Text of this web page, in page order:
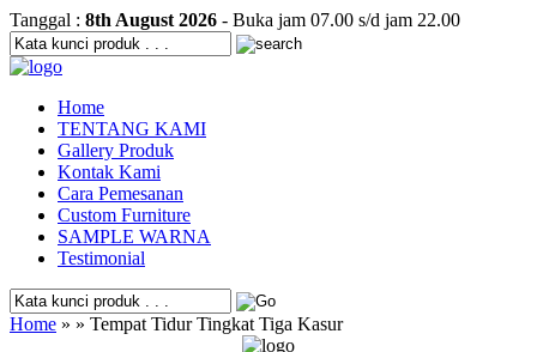
Tanggal : 8th August 2026 - Buka jam 07.00 s/d jam 22.00
Home
TENTANG KAMI
Gallery Produk
Kontak Kami
Cara Pemesanan
Custom Furniture
SAMPLE WARNA
Testimonial
Home » » Tempat Tidur Tingkat Tiga Kasur